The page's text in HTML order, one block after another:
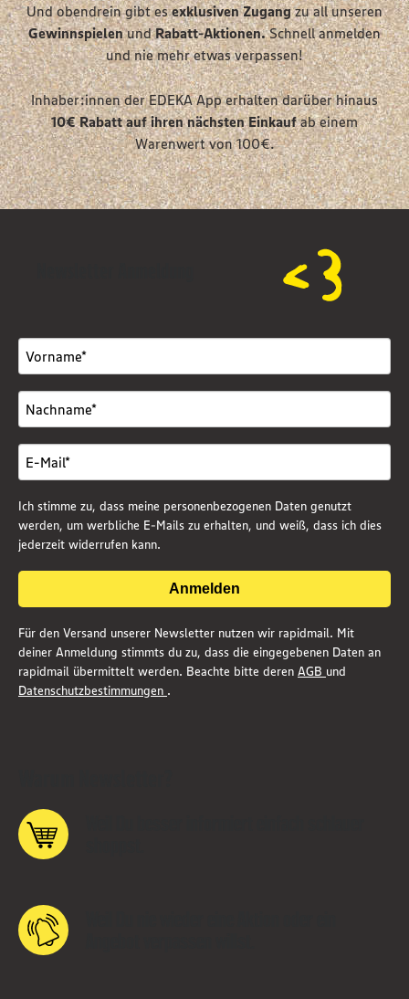
Und obendrein gibt esexklusiven Zugangzu all unseren
GewinnspielenundRabatt-Aktionen.Schnell anmelden
und nie mehr etwas verpassen!
Inhaber:innen der EDEKA App erhalten darüber hinaus
10€ Rabatt aufihren nächsten Einkaufab einem
Warenwert von 100€.
Ich stimme zu, dass meine personenbezogenen Daten genutzt
werden, um werbliche E-Mails zu erhalten, und weiß, dass ich dies
jederzeit widerrufen kann.
Anmelden
Für den Versand unserer Newsletter nutzen wir rapidmail. Mit
deiner Anmeldung stimmts du zu, dass die eingegebenen Daten an
rapidmail übermittelt werden. Beachte bitte deren AGB und
Datenschutzbestimmungen .